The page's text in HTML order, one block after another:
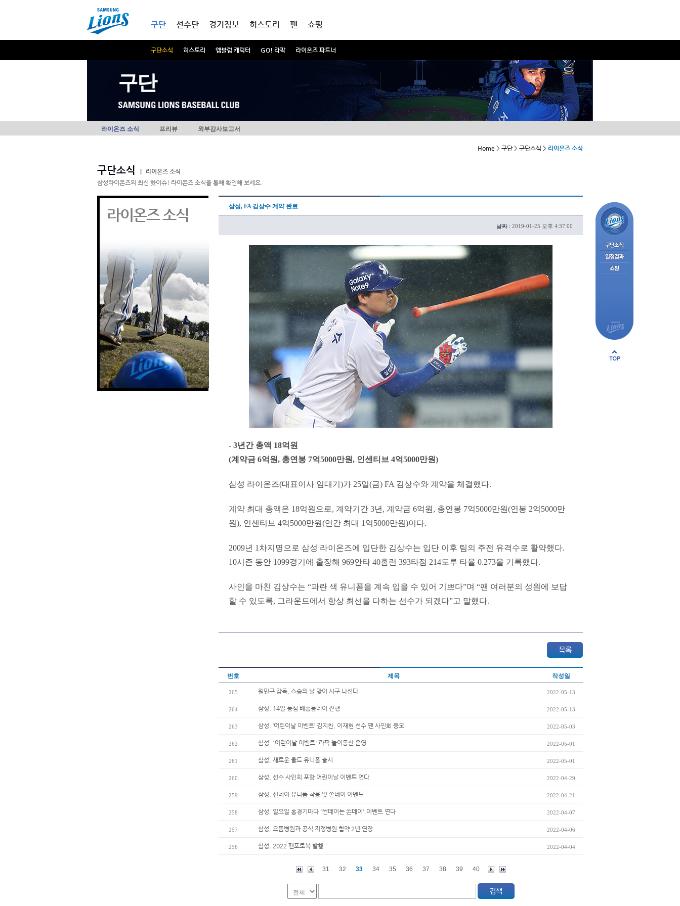
구단
구단소식 히스토리 엠블럼 캐릭터 GO! 라팍 라이온즈 파트너
선수단 경기정보 히스토리 팬 쇼핑
구단
라이온즈 소식 프리뷰 외부감사보고서
Home > 구단 > 구단소식 > 라이온즈 소식
구단소식
라이온즈 소식
삼성라이온즈의 최신 핫이슈! 라이온즈 소식을 통해 확인해 보세요.
라이온즈 소식 삼성, FA 김상수 계약 완료
날짜 : 2019-01-25 오후 4:37:00
- 3년간 총액 18억원
(계약금 6억원, 총연봉 7억5000만원, 인센티브 4억5000만원)
삼성 라이온즈(대표이사 임대기)가 25일(금) FA 김상수와 계약을 체결했다.
계약 최대 총액은 18억원으로, 계약기간 3년, 계약금 6억원, 총연봉 7억5000만원(연봉 2억5000만
원), 인센티브 4억5000만원(연간 최대 1억5000만원)이다.
2009년 1차지명으로 삼성 라이온즈에 입단한 김상수는 입단 이후 팀의 주전 유격수로 활약했다.
10시즌 동안 1099경기에 출장해 969안타 40홈런 393타점 214도루 타율 0.273을 기록했다.
사인을 마친 김상수는 “파란 색 유니폼을 계속 입을 수 있어 기쁘다”며 “팬 여러분의 성원에 보답
할 수 있도록, 그라운드에서 항상 최선을 다하는 선수가 되겠다”고 말했다.
번호 제목 작성일
265 원민구 감독, 스승의 날 맞이 시구 나선다 2022-05-13
264 삼성, 14일 농심 배홍동데이 진행 2022-05-13
263 삼성, ‘어린이날 이벤트’ 김지찬, 이재현 선수 팬 사인회 응모 2022-05-03
262 삼성, '어린이날 이벤트' 라팍 놀이동산 운영 2022-05-01
261 삼성, 새로운 올드 유니폼 출시 2022-05-01
260 삼성, 선수 사인회 포함 어린이날 이벤트 연다 2022-04-29
259 삼성, 선데이 유니폼 착용 및 쏜데이 이벤트 2022-04-21
258 삼성, 일요일 홈경기마다 '썬데이는 쏜데이' 이벤트 연다 2022-04-07
257 삼성, 으뜸병원과 공식 지정병원 협약 2년 연장 2022-04-06
256 삼성, 2022 팬포토북 발행 2022-04-04
31 32 33 34 35 36 37 38 39 40